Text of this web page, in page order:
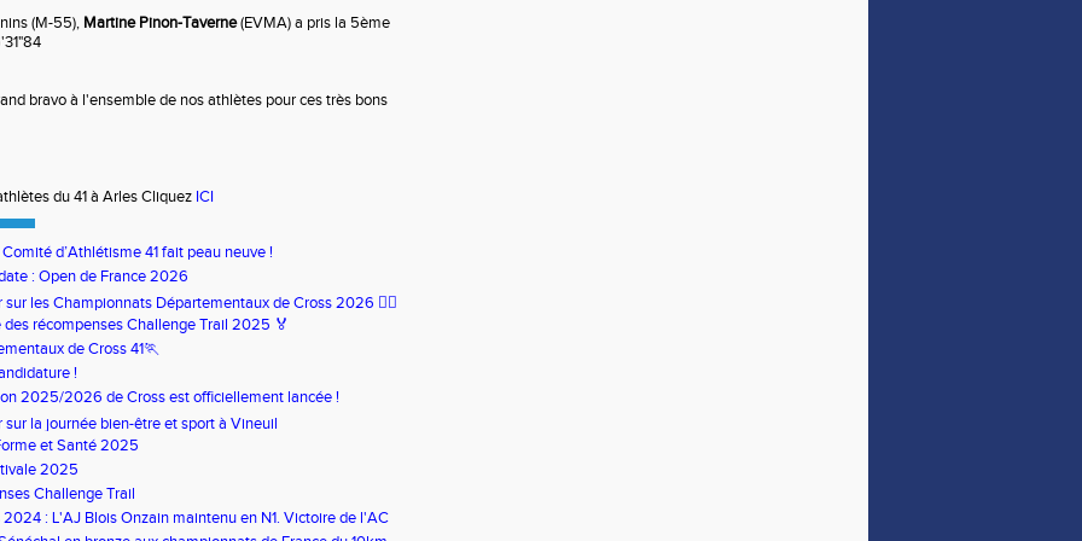
(M-55), Martine Pinon-Taverne(EVMA) a pris la 5ème
bravo à l'ensemble de nos athlètes pour ces très bons
du 41 à Arles Cliquez ICI
d’Athlétisme 41 fait peau neuve !
: Open de France 2026
sur les Championnats Départementaux de Cross 2026 🏃‍♀️
des récompenses Challenge Trail 2025 🏅
de Cross 41🏃
!
2025/2026 de Cross est officiellement lancée !
sur la journée bien-être et sport à Vineuil
et Santé 2025
2025
Challenge Trail
2024 : L'AJ Blois Onzain maintenu en N1. Victoire de l'AC